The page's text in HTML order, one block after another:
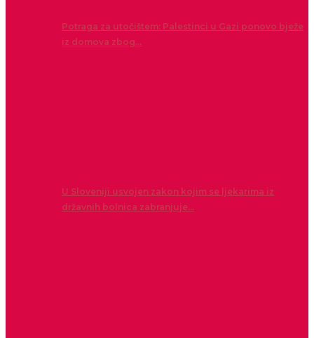
Potraga za utočištem: Palestinci u Gazi ponovo bježe
iz domova zbog…
U Sloveniji usvojen zakon kojim se ljekarima iz
državnih bolnica zabranjuje…